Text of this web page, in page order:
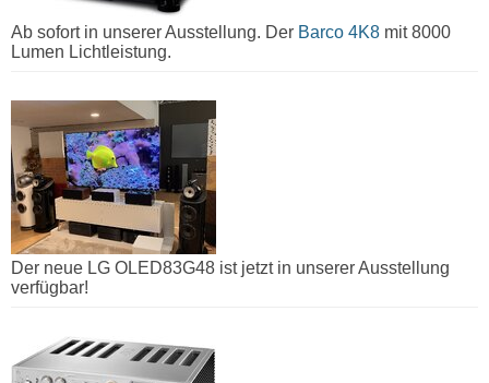
Ab sofort in unserer Ausstellung. Der Barco 4K8 mit 8000
Lumen Lichtleistung.
Der neue LG OLED83G48 ist jetzt in unserer Ausstellung
verfügbar!